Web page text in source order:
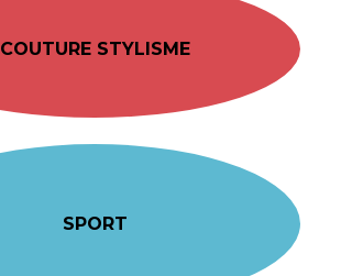
COUTURE STYLISME
SPORT